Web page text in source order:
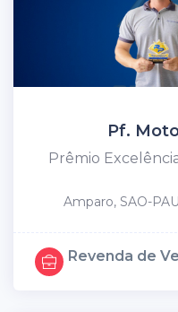
Pf.
Prêmio
Amparo, SAO-
Revenda de